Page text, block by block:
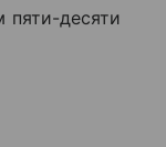
пяти-десяти